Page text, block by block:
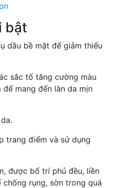
bật
dầu bề mặt để giảm thiểu
sắc tố tăng cường màu
mang đến làn da mịn
trang điểm và sử dụng
được bố trí phủ đều, liền
rụng, sờn trong quá